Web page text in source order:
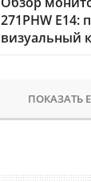
271PHW E14:
визуальный
ПОКАЗАТЬ